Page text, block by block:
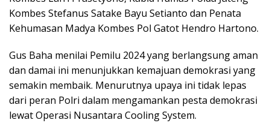
Kombes Stefanus Satake Bayu Setianto dan Penata
Kehumasan Madya Kombes Pol Gatot Hendro Hartono.
Gus Baha menilai Pemilu 2024 yang berlangsung aman
dan damai ini menunjukkan kemajuan demokrasi yang
semakin membaik. Menurutnya upaya ini tidak lepas
dari peran Polri dalam mengamankan pesta demokrasi
lewat Operasi Nusantara Cooling System.